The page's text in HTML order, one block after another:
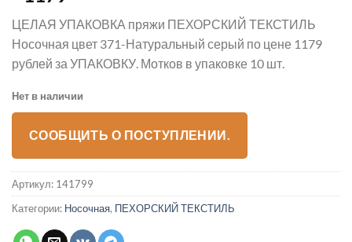
ЦЕЛАЯ УПАКОВКА пряжи ПЕХОРСКИЙ ТЕКСТИЛЬ
Носочная цвет 371-Натуральный серый по цене 1179
рублей за УПАКОВКУ. Мотков в упаковке 10 шт.
Нет в наличии
СООБЩИТЬ О ПОСТУПЛЕНИИ.
Артикул: 141799
Категории: Носочная, ПЕХОРСКИЙ ТЕКСТИЛЬ